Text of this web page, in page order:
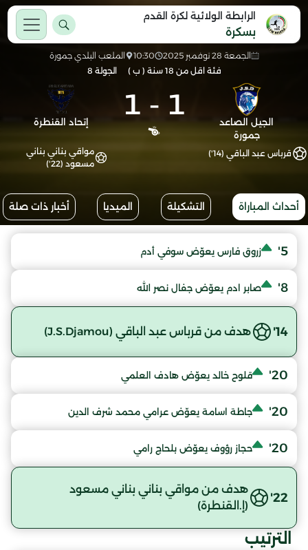
الرابطة الولائية لكرة القدم
بسكرة
الجمعة 28 نوفمبر 2025 10:30
الملعب البلدي جمورة
فئة اقل من 18 سنة ( ب )
الجولة 8
الجيل الصاعد
جمورة
1
-
1 إتحاد القنطرة
قرباس عبد الباقي (14')
مواقي بناني بناني
مسعود (22')
أحداث المباراة التشكيلة الميديا أخبار ذات صلة
5' زروق فارس يعوّض سوفي أدم
8' صابر ادم يعوّض جفال نصر الله
14' هدف من قرباس عبد الباقي (J.S.Djamou)
20' قلوح خالد يعوّض هادف العلمي
20' جاطة اسامة يعوّض عرامي محمد شرف الدين
20' حجاز رؤوف يعوّض بلحاج رامي
22'
هدف من مواقي بناني بناني مسعود
(إ.القنطرة)
الترتيب